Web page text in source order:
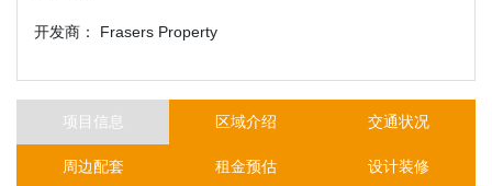
开发商： Frasers Property
项目信息 区域介绍 交通状况
周边配套 租金预估 设计装修